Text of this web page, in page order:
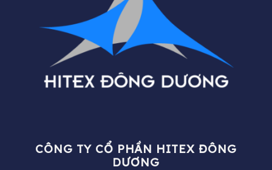
CÔNG TY CỔ PHẦN HITEX ĐÔNG
DƯƠNG